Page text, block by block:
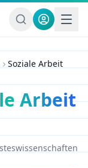
Soziale Arbeit
Arbeit